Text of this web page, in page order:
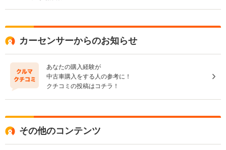
カーセンサーからのお知らせ
あなたの購入経験が
中古車購入をする人の参考に！
クチコミの投稿はコチラ！
その他のコンテンツ